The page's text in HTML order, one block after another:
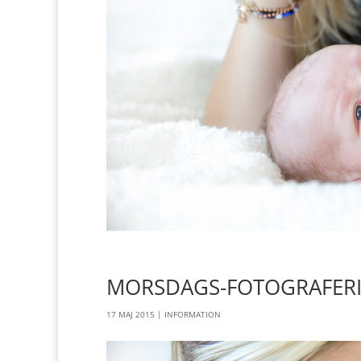
MORSDAGS-
17 MAJ 2015 | INFORMATION